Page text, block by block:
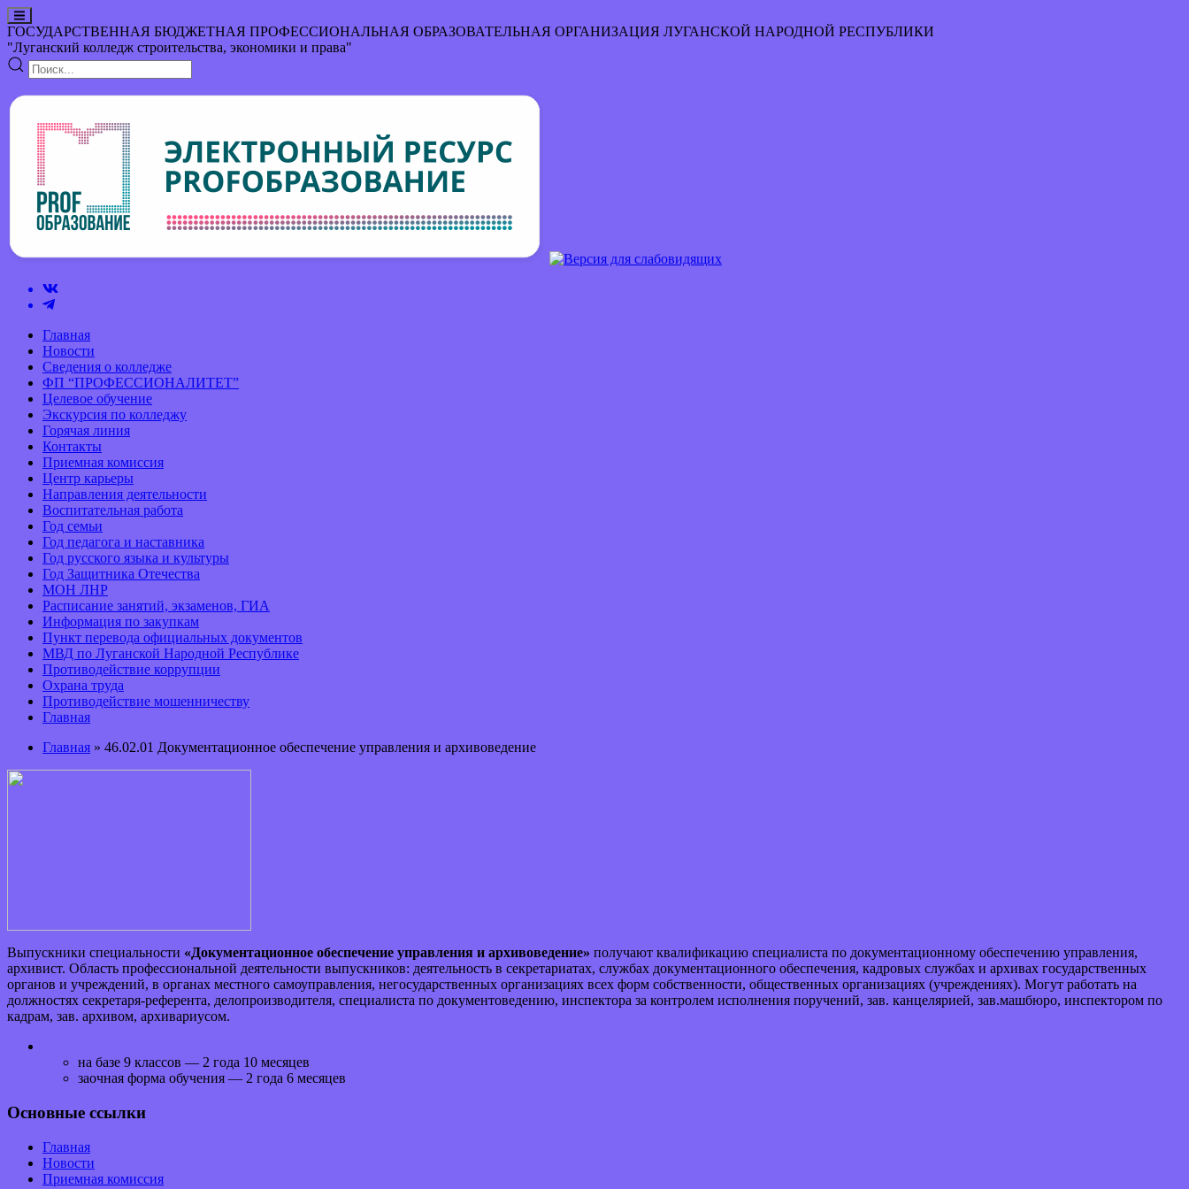
ГОСУДАРСТВЕННАЯ БЮДЖЕТНАЯ ПРОФЕССИОНАЛЬНАЯ ОБРАЗОВАТЕЛЬНАЯ ОРГАНИЗАЦИЯ ЛУГАНСКОЙ НАРОДНОЙ РЕСПУБЛИКИ
"Луганский колледж строительства, экономики и права"
Главная
Новости
Сведения о колледже
ФП “ПРОФЕССИОНАЛИТЕТ”
Целевое обучение
Экскурсия по колледжу
Горячая линия
Контакты
Приемная комиссия
Центр карьеры
Направления деятельности
Воспитательная работа
Год семьи
Год педагога и наставника
Год русского языка и культуры
Год Защитника Отечества
МОН ЛНР
Расписание занятий, экзаменов, ГИА
Информация по закупкам
Пункт перевода официальных документов
МВД по Луганской Народной Республике
Противодействие коррупции
Охрана труда
Противодействие мошенничеству
Главная
Главная » 46.02.01 Документационное обеспечение управления и архивоведение
Выпускники специальности «Документационное обеспечение управления и архивоведение» получают квалификацию специалиста по документационному обеспечению управления,
архивист. Область профессиональной деятельности выпускников: деятельность в секретариатах, службах документационного обеспечения, кадровых службах и архивах государственных
органов и учреждений, в органах местного самоуправления, негосударственных организациях всех форм собственности, общественных организациях (учреждениях). Могут работать на
должностях секретаря-референта, делопроизводителя, специалиста по документоведению, инспектора за контролем исполнения поручений, зав. канцелярией, зав.машбюро, инспектором по
кадрам, зав. архивом, архивариусом.
на базе 9 классов — 2 года 10 месяцев
заочная форма обучения — 2 года 6 месяцев
Основные ссылки
Главная
Новости
Приемная комиссия